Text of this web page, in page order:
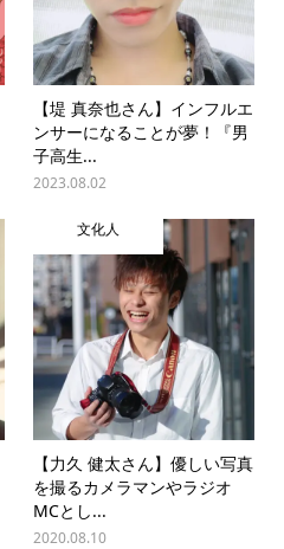
【堤 真奈也さん】インフルエ
ンサーになることが夢！『男
子高生...
2023.08.02
文化人
【力久 健太さん】優しい写真
を撮るカメラマンやラジオ
MCとし...
2020.08.10